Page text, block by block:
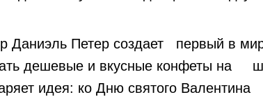
Даниэль Петер создает первый в
дешевые и вкусные конфеты на
идея: ко Дню святого